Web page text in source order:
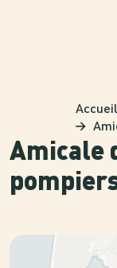
Amicale
Accueil